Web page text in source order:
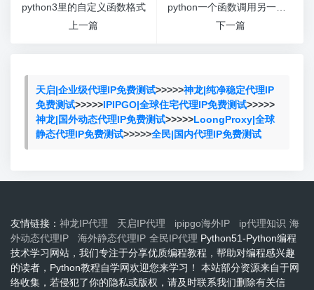
python3里的自定义函数格式
上一篇
下一篇
天启|企业级代理IP免费测试>>>>>神龙|纯净稳定代理IP
免费测试>>>>>IPIPGO|全球住宅代理IP免费测试>>>>>
神龙|国外动态代理IP免费测试>>>>>LoongProxy|全球
静态代理IP免费测试>>>>>全民|国内代理IP免费测试
友情链接： 神龙IP代理 天启IP代理 ipipgo海外IP ip代理知识 海
外动态代理IP
海外静态代理IP 全民IP代理 Python51-Python编程
技术学习网站，我们专注于分享优质编程教程，帮助对编程感兴趣
的读者，Python教程自学网欢迎您来学习！ 本站部分资源来自于网
络收集，若侵犯了你的隐私或版权，请及时联系我们删除有关信